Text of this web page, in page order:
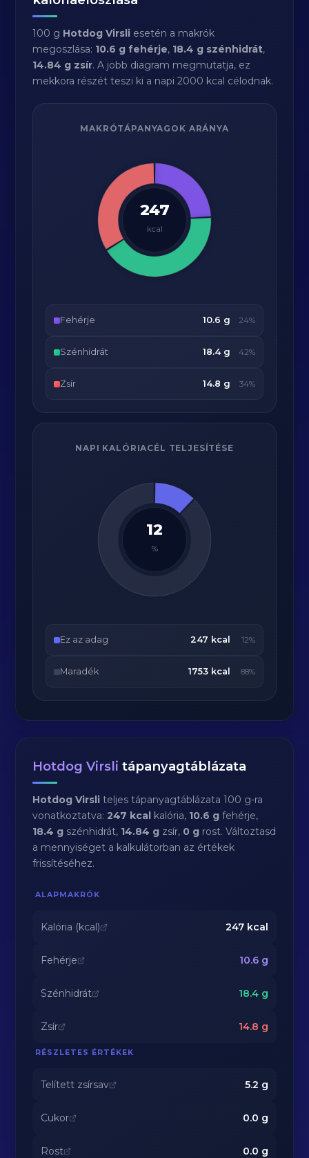
100 g Hotdog Virsli esetén a makrók
megoszlása: 10.6 g fehérje, 18.4 g szénhidrát,
14.84 g zsír. A jobb diagram megmutatja, ez
mekkora részét teszi ki a napi 2000 kcal célodnak.
MAKRÓTÁPANYAGOK ARÁNYA
247
kcal
Fehérje 10.6 g 24%
Szénhidrát 18.4 g 42%
Zsír 14.8 g 34%
NAPI KALÓRIACÉL TELJESÍTÉSE
12
%
Ez az adag 247 kcal 12%
Maradék 1753 kcal 88%
Hotdog Virsli tápanyagtáblázata
Hotdog Virsli teljes tápanyagtáblázata 100 g-ra
vonatkoztatva:247 kcal kalória, 10.6 g fehérje,
18.4 g szénhidrát, 14.84 g zsír, 0 g rost. Változtasd
a mennyiséget a kalkulátorban az értékek
frissítéséhez.
ALAPMAKRÓK
Kalória (kcal) 247kcal
Fehérje 10.6g
Szénhidrát 18.4g
Zsír 14.8 g
RÉSZLETES ÉRTÉKEK
Telített zsírsav 5.2 g
Cukor 0.0 g
Rost 0.0 g